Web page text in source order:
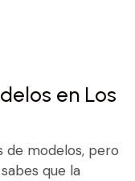
en Los
de modelos, pero
que la